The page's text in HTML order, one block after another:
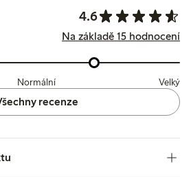
4.6
Na základě 15 hodnocení
Normální Velký
recenze